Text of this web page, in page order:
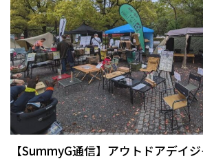
【SummyG通信】アウトドアデイ